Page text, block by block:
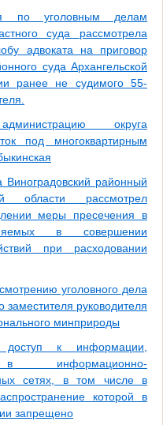
по уголовным делам
суда рассмотрела
адвоката на приговор
суда Архангельской
ранее не судимого 55-
округа
под многоквартирным
Виноградовский районный
области рассмотрел
меры пресечения в
в совершении
при расходовании
уголовного дела
руководителя
минприроды
к информации,
информационно-
сетях, в том числе в
которой в
запрещено